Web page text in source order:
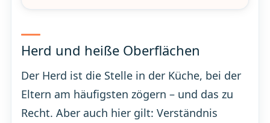
Herd und heiße Oberflächen
Der Herd ist die Stelle in der Küche, bei der
Eltern am häufigsten zögern – und das zu
Recht. Aber auch hier gilt: Verständnis